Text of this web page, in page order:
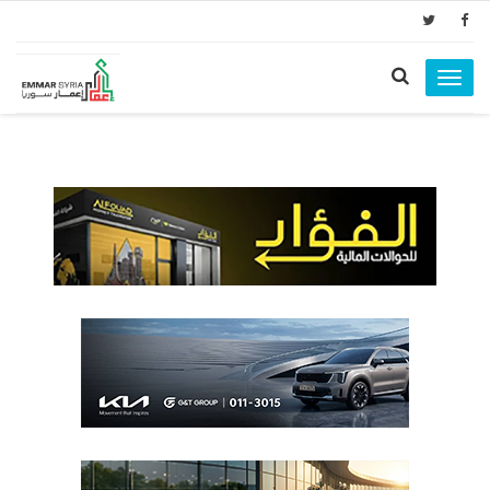
Toggle
navigation